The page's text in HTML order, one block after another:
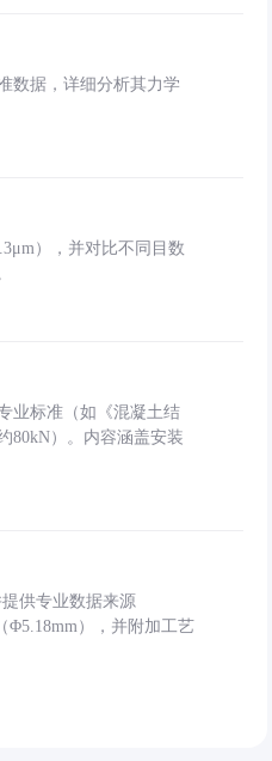
数据，详细分析其力学
），并对比不同目数
业标准（如《混凝土结
80kN）。内容涵盖安装
供专业数据来源
Φ5.18mm），并附加工艺